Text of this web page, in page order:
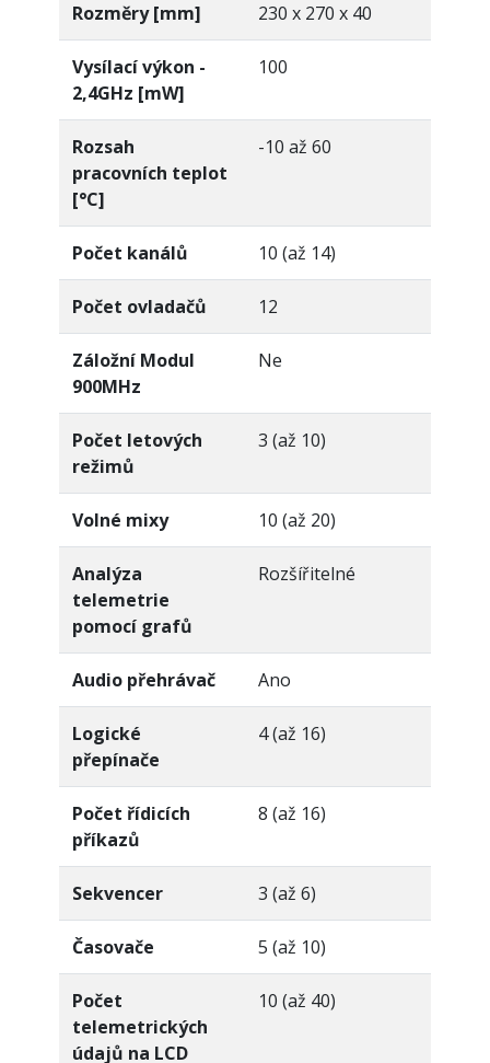
Rozměry [mm] 230 x 270 x 40
Vysílací výkon -
2,4GHz [mW]
100
Rozsah
pracovních teplot
[°C]
-10 až 60
Počet kanálů 10 (až 14)
Počet ovladačů 12
Záložní Modul
900MHz
Ne
Počet letových
režimů
3 (až 10)
Volné mixy 10 (až 20)
Analýza
telemetrie
pomocí grafů
Rozšířitelné
Audio přehrávač Ano
Logické
přepínače
4 (až 16)
Počet řídicích
příkazů
8 (až 16)
Sekvencer 3 (až 6)
Časovače 5 (až 10)
Počet
telemetrických
údajů na LCD
10 (až 40)